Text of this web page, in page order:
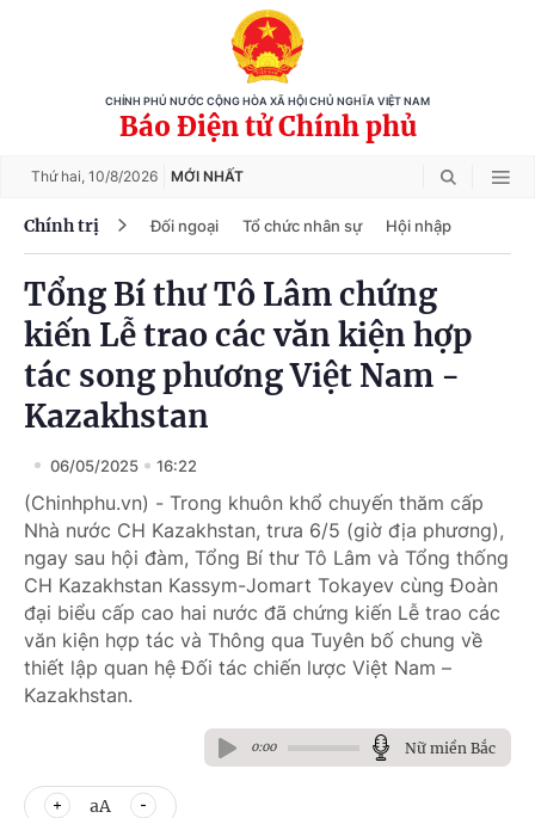
CHÍNH PHỦ NƯỚC CỘNG HÒA XÃ HỘI CHỦ NGHĨA VIỆT NAM
Báo Điện tử Chính phủ
Thứ hai, 10/8/2026 MỚI NHẤT
Chính trị Đối ngoại Tổ chức nhân sự Hội nhập
Tổng Bí thư Tô Lâm chứng
kiến Lễ trao các văn kiện hợp
tác song phương Việt Nam -
Kazakhstan
06/05/2025 16:22
(Chinhphu.vn) - Trong khuôn khổ chuyến thăm cấp
Nhà nước CH Kazakhstan, trưa 6/5 (giờ địa phương),
ngay sau hội đàm, Tổng Bí thư Tô Lâm và Tổng thống
CH Kazakhstan Kassym-Jomart Tokayev cùng Đoàn
đại biểu cấp cao hai nước đã chứng kiến Lễ trao các
văn kiện hợp tác và Thông qua Tuyên bố chung về
thiết lập quan hệ Đối tác chiến lược Việt Nam –
Kazakhstan.
0:00 Nữ miền Bắc
aA